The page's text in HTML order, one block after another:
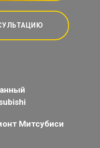
Митсубиси